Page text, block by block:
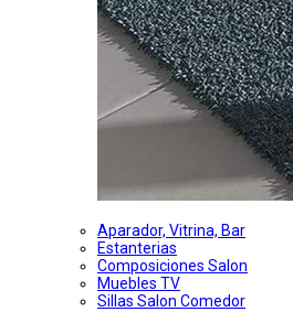
Aparador, Vitrina, Bar
Estanterias
Composiciones Salon
Muebles TV
Sillas Salon Comedor